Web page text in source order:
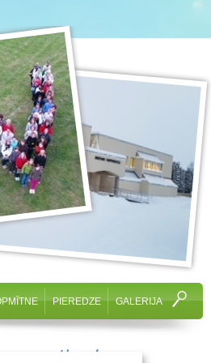
PIEREDZE GALERIJA